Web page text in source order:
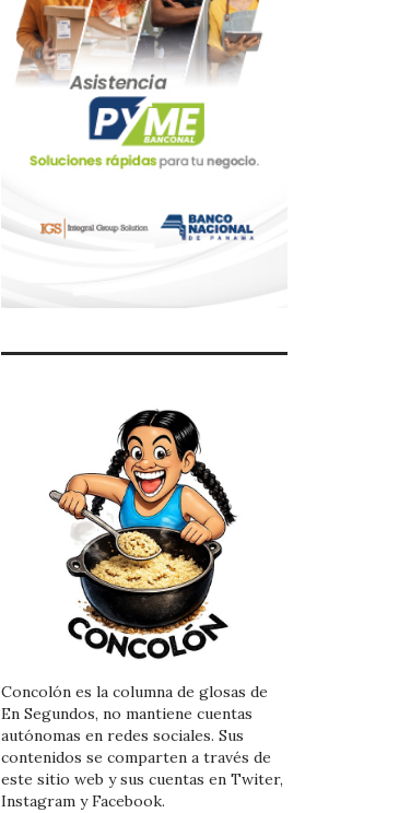
Concolón es la columna de glosas de
En Segundos, no mantiene cuentas
autónomas en redes sociales. Sus
contenidos se comparten a través de
este sitio web y sus cuentas en Twiter,
Instagram y Facebook.